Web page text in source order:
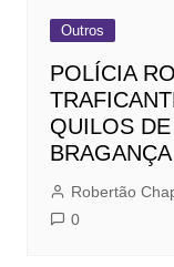
Outros
POLÍCIA
QUILOS
Robertão
0